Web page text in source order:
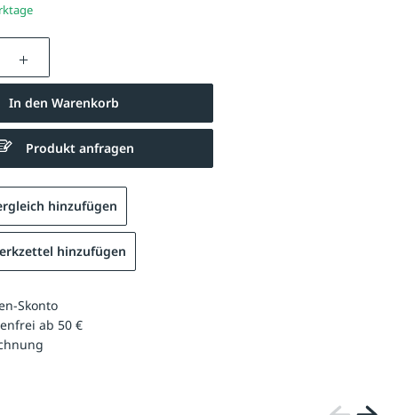
Gib den gewünschten Wert ein oder
In den Warenkorb
Produkt anfragen
hinzufügen
hinzufügen
Skonto
ab 50 €